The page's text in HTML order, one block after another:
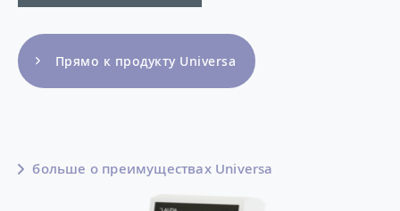
Прямо к продукту Universa
больше о преимуществах Universa